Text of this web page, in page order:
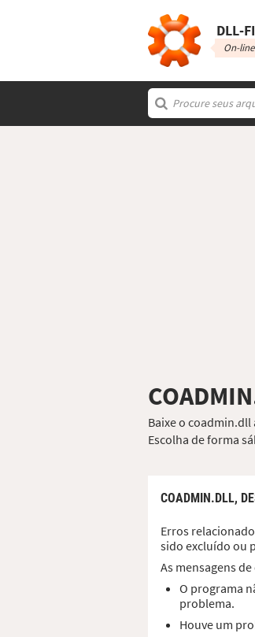
On-
Baixe o
Escolha de forma
COADMIN.DLL,
Erros
sido excluído ou
As mensagens
O programa
problema.
Houve um